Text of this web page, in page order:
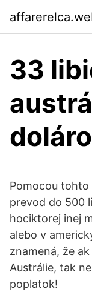
33
Pomocou
prevod do 500
hociktorej inej
alebo v
znamená, že
Austrálie, tak
poplatok!